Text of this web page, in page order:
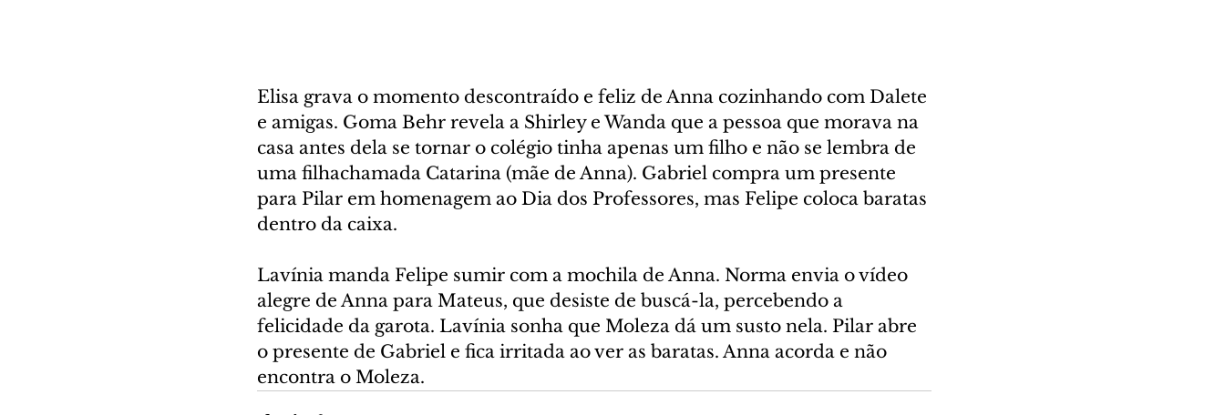
Elisa grava o momento descontraído e feliz de Anna cozinhando com Dalete
e amigas. Goma Behr revela a Shirley e Wanda que a pessoa que morava na
casa antes dela se tornar o colégio tinha apenas um filho e não se lembra de
uma filhachamada Catarina (mãe de Anna). Gabriel compra um presente
para Pilar em homenagem ao Dia dos Professores, mas Felipe coloca baratas
dentro da caixa.
Lavínia manda Felipe sumir com a mochila de Anna. Norma envia o vídeo
alegre de Anna para Mateus, que desiste de buscá-la, percebendo a
felicidade da garota. Lavínia sonha que Moleza dá um susto nela. Pilar abre
o presente de Gabriel e fica irritada ao ver as baratas. Anna acorda e não
encontra o Moleza.